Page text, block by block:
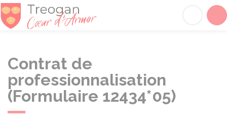
Contrat de
professionnalisation
(Formulaire 12434*05)